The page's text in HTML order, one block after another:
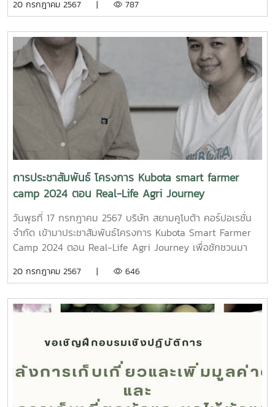
ไม่ได้รับทุนการศึกษาอื่นใด ยกเว้น กยศ.3. มีผลการเรียนเฉลี่ย ไม่
26 กรกฎาคม 2567 โดยผู้สมัครสแกน QR Code กรอกราย
ละเอียดและอัพโหลดเอกสารแนบ (บัตรนักศึกษาและสำเนาผลการ
เรียน) สอบถามเพิ่มเติมงานกิจการนักศึกษา สำนักงานคณบดี
ชั้น 1 อาคารเรียนรวมสาขาวิศวกรรมศาสตร์ คณะวิศวกรรมและ
อุตสาหกรรมเกษตร
20 กรกฎาคม 2567 | 787
การประชาสัมพันธ์ โครงการ Kubota smart farmer
camp 2024 ตอน Real-Life Agri Journey
วันพุธที่ 17 กรกฎาคม 2567 บริษัท สยามคูโบต้า คอร์ปอเรชั่น
จำกัด เข้ามาประชาสัมพันธ์โครงการ Kubota Smart Farmer
Camp 2024 ตอน Real-Life Agri Journey เพื่อชักชวนมา
ขายจริง และสนุกไปกับเพื่อนใหม่ต่างสถาบันทั่วประเทศ ในปีนี้เรา
สร้างสุขสยามคูโบต้า-หนองผักบุ้ง จ.เพชรบูรณ์น้องๆสามารถ
สมัครเข้าร่วมโครงการได้แล้ว สมัครได้ตั้งแต่วันนี้จนถึงวันที่ 26
กรกฎาคม 2567 ลิ้งค์สมัคร
https://forms.gle/nRBnWvwZPPDTPGXi8 แอดไลน์ :
@kubotacamp apply now for free! No cost Line official:
20 กรกฎาคม 2567 | 646